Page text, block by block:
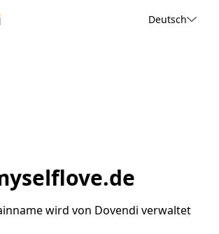
Deutsch
wird von Dovendi verwaltet